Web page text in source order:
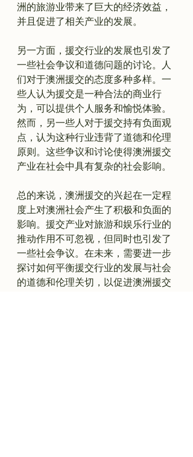
洲的旅游业带来了巨大的经济效益，
并且促进了相关产业的发展。
另一方面，援交行业的发展也引发了
一些社会争议和道德问题的讨论。人
们对于澳洲援交的态度多种多样。一
些人认为援交是一种合法的商业行
为，可以提供个人服务和愉悦体验。
然而，另一些人对于援交持有负面观
点，认为这种行业违背了道德和伦理
原则。这些争议和讨论使得澳洲援交
产业在社会中具有复杂的社会影响。
总的来说，澳洲援交的兴起在一定程
度上对澳洲社会产生了积极和负面的
影响。援交产业对旅游和娱乐行业的
推动作用不可忽视，但同时也引发了
一些社会争议。在未来，需要进一步
探讨如何平衡援交行业的发展与社会
的道德和伦理关切，以促进澳洲援交